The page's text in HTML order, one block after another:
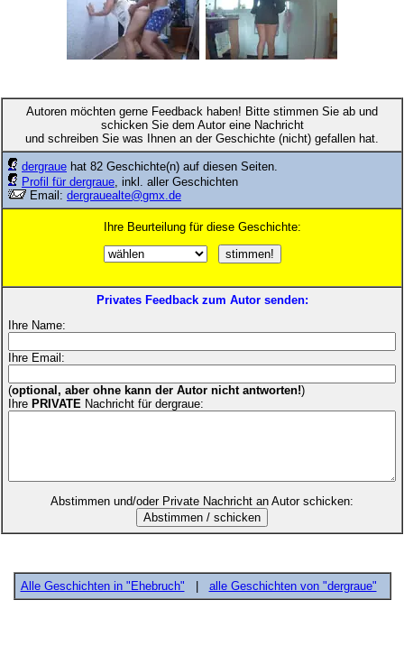
Autoren möchten gerne Feedback haben! Bitte stimmen Sie ab und
schicken Sie dem Autor eine Nachricht
und schreiben Sie was Ihnen an der Geschichte (nicht) gefallen hat.
dergraue hat 82 Geschichte(n) auf diesen Seiten.
Profil für dergraue , inkl. aller Geschichten
Email: dergrauealte@gmx.de
Ihre Beurteilung für diese Geschichte:
Privates Feedback zum Autor senden:
Ihre Name:
Ihre Email:
(optional, aber ohne kann der Autor nicht antworten!)
Ihre PRIVATE Nachricht für dergraue:
Abstimmen und/oder Private Nachricht an Autor schicken:
Alle Geschichten in "Ehebruch" | alle Geschichten von "dergraue"